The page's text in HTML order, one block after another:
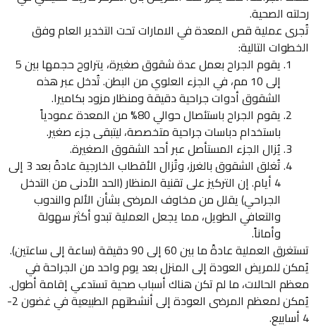
رحلته الصحية.
تُجرى عملية قص المعدة في الامارات تحت التخدير العام وفق
الخطوات التالية:
يقوم الجراح بعمل عدة شقوق صغيرة، يتراوح حجمها بين 5
إلى 10 مم، في الجزء العلوي من البطن. تُدخل عبر هذه
الشقوق أدوات جراحية دقيقة ومنظار مزود بكاميرا.
يقوم الجراح باستئصال حوالي 80% من المعدة عمودياً
باستخدام دباسات جراحية متخصصة، ليتبقى جزء صغير.
يُزال الجزء المستأصل عبر أحد الشقوق الصغيرة.
تُغلق الشقوق بالغرز، وتُزال الأقطاب الخارجية عادةً بعد 3 إلى
4 أيام. إن التركيز على تقنية المنظار (الحد الأدنى من التدخل
الجراحي) يقلل من مخاوف المرضى بشأن الألم والندوب
والتعافي الطويل، مما يجعل العملية تبدو أكثر سهولة
وأماناً.
تستغرق العملية عادةً ما بين 60 إلى 90 دقيقة (ساعة إلى ساعتين).
يُمكن للمريض العودة إلى المنزل بعد يوم واحد من الجراحة في
معظم الحالات، ما لم تكن هناك أسباب صحية تستدعي إقامة أطول.
يُمكن لمعظم المرضى العودة إلى أنشطتهم الطبيعية في غضون 2-
4 أسابيع.